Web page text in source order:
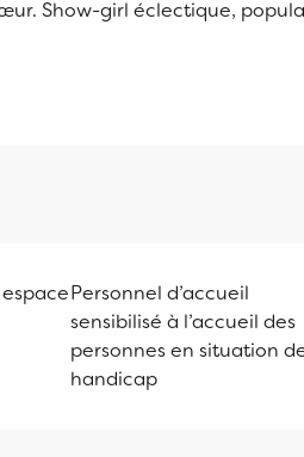
Show-girl éclectique,
Personnel d’accueil
sensibilisé à l’accueil des
personnes en situation
handicap